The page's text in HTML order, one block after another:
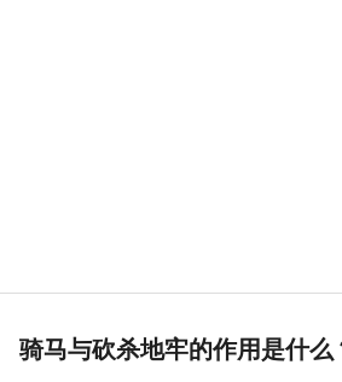
骑马与砍杀地牢的作用是什么